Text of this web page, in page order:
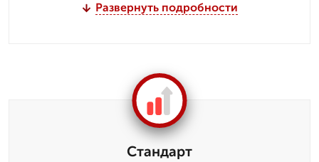
Развернуть подробности
Стандарт